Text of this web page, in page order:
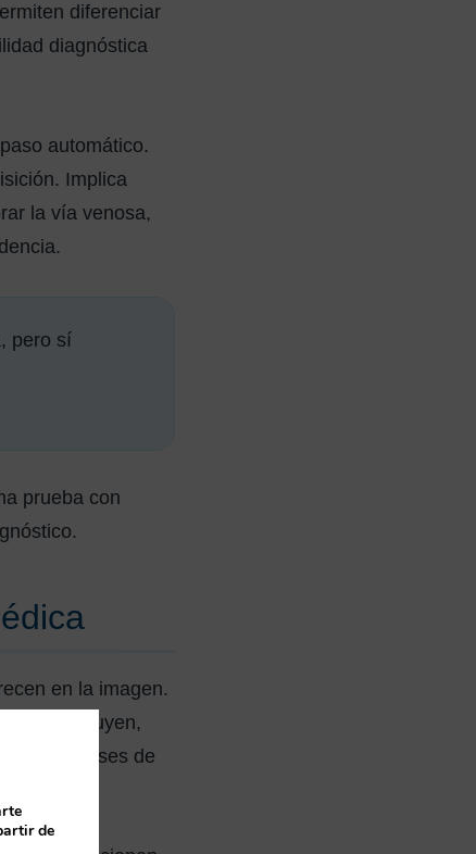
diferenciar
diagnóstica
automático.
Implica
la vía venosa,
pero sí
prueba con
en la imagen.
se distribuyen,
y fases de
de